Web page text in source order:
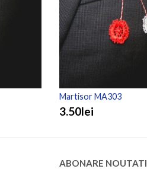
Martisor MA303
3.50lei
ABONARE NOUTATI